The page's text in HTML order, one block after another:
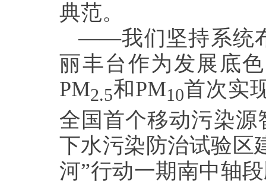
典范。
——我们坚持系统
丽丰台作为发展底
PM2.5和PM10首次实
全国首个移动污染
下水污染防治试验区
河”行动一期南中轴